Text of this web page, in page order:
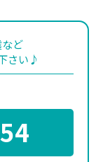
ど
さい♪